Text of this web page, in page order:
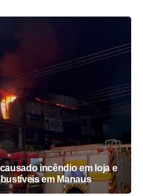
incêndio em loja e
em Manaus